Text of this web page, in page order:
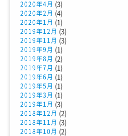
2020年4月 (3)
2020年2月 (4)
2020年1月 (1)
2019年12月 (3)
2019年11月 (3)
2019年9月 (1)
2019年8月 (2)
2019年7月 (1)
2019年6月 (1)
2019年5月 (1)
2019年3月 (1)
2019年1月 (3)
2018年12月 (2)
2018年11月 (3)
2018年10月 (2)